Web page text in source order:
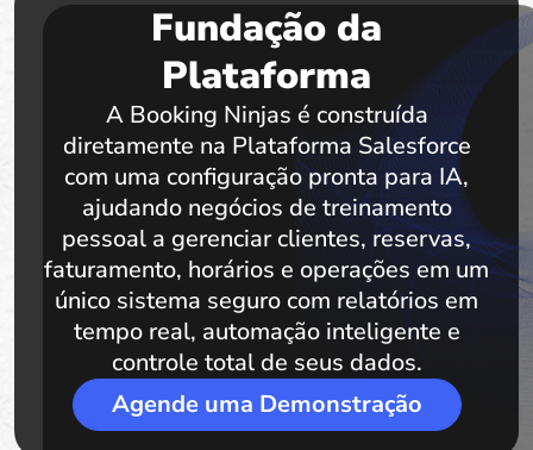
Fundação da
Plataforma
A Booking Ninjas é construída
diretamente na Plataforma Salesforce
com uma configuração pronta para IA,
ajudando negócios de treinamento
pessoal a gerenciar clientes, reservas,
faturamento, horários e operações em um
único sistema seguro com relatórios em
tempo real, automação inteligente e
controle total de seus dados.
Agende uma Demonstração